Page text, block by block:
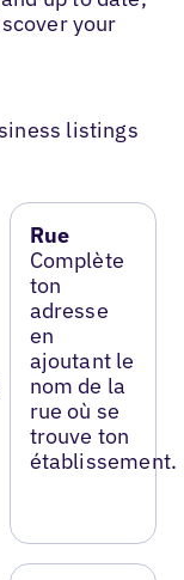
your
listings
Rue
Complète
ton
adresse
en
ajoutant le
nom de la
rue où se
trouve ton
établissement.